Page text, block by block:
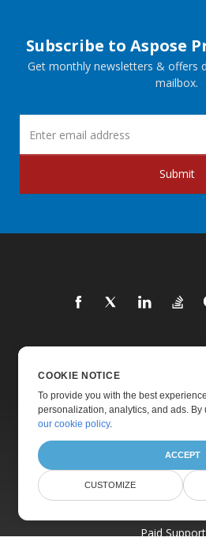
Subscribe to Aspose
Get monthly newsletters & offers
mailbox.
Submit
New
Docs
Live Demos
Paid Support
COOKIE NOTICE
To provide you with the best
personalization, analytics, and ads.
our cookie policy.
ACCEPT
CUSTOMIZE